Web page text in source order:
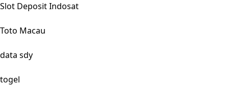
Slot Deposit Indosat
Toto Macau
data sdy
togel